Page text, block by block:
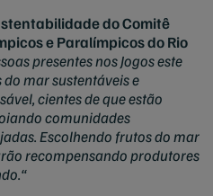
do Comitê
e Paralímpicos do Rio
presentes nos Jogos este
mar sustentáveis e
cientes de que estão
comunidades
Escolhendo frutos do mar
recompensando produtores